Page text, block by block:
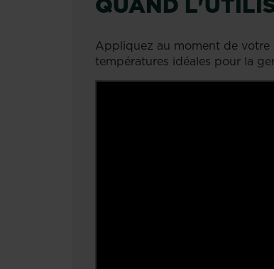
Appliquez au moment de votre
températures idéales pour la